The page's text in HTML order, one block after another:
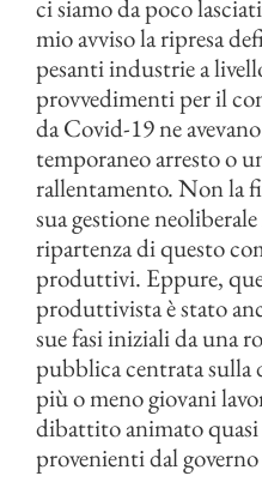
ci siamo da poco
mio avviso la ripresa
pesanti industrie a
provvedimenti per il
da Covid-19 ne
temporaneo arresto o
rallentamento. Non la
sua gestione
ripartenza di questo
produttivi. Eppure,
produttivista è stato
sue fasi iniziali da una
pubblica centrata
più o meno giovani
dibattito animato quasi
provenienti dal governo